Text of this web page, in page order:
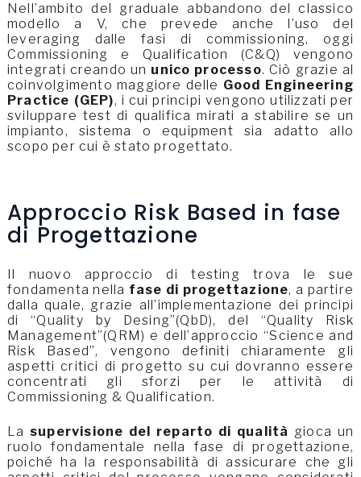
Nell’ambito del graduale abbandono del classico
modello a V, che prevede anche l’uso del
leveraging dalle fasi di commissioning, oggi
Commissioning e Qualification (C&Q) vengono
integrati creando un unico processo. Ciò grazie al
coinvolgimento maggiore delle Good Engineering
Practice (GEP), i cui principi vengono utilizzati per
sviluppare test di qualifica mirati a stabilire se un
impianto, sistema o equipment sia adatto allo
scopo per cui è stato progettato.
Approccio Risk Based in fase
di Progettazione
Il nuovo approccio di testing trova le sue
fondamenta nella fase di progettazione, a partire
dalla quale, grazie all’implementazione dei principi
di “Quality by Desing”(QbD), del “Quality Risk
Management”(QRM) e dell’approccio “Science and
Risk Based”, vengono definiti chiaramente gli
aspetti critici di progetto su cui dovranno essere
concentrati gli sforzi per le attività di
Commissioning & Qualification.
La supervisione del reparto di qualità gioca un
ruolo fondamentale nella fase di progettazione,
poiché ha la responsabilità di assicurare che gli